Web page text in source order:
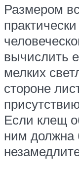
Размером
вычислить
мелких
стороне
Если клещ
ним должна